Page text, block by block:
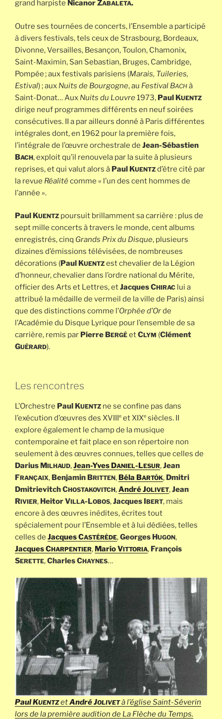
grand harpiste Nicanor ZABALETA.
Outre ses tournées de concerts, l’Ensemble a participé
à divers festivals, tels ceux de Strasbourg, Bordeaux,
Divonne, Versailles, Besançon, Toulon, Chamonix,
Saint-Maximin, San Sebastian, Bruges, Cambridge,
Pompée ; aux festivals parisiens (Marais, Tuileries,
Estival) ; aux Nuits de Bourgogne, au Festival BACH à
Saint-Donat… Aux Nuits du Louvre1973, Paul KUENTZ
dirige neuf programmes différents en neuf soirées
consécutives. II a par ailleurs donné à Paris différentes
intégrales dont, en 1962 pour la première fois,
l’intégrale de l’œuvre orchestrale de Jean-Sébastien
BACH, exploit qu’il renouvela par la suite à plusieurs
reprises, et qui valut alors à Paul KUENTZ d’être cité par
la revue Réalitécomme « l’un des cent hommes de
l’année ».
Paul KUENTZ poursuit brillamment sa carrière : plus de
sept mille concerts à travers le monde, cent albums
enregistrés, cinq Grands Prix du Disque, plusieurs
dizaines d’émissions télévisées, de nombreuses
décorations ( Paul KUENTZ est chevalier de la Légion
d’honneur, chevalier dans l’ordre national du Mérite,
officier des Arts et Lettres, etJacques CHIRAC lui a
attribué la médaille de vermeil de la ville de Paris) ainsi
que des distinctions comme l’Orphée d’Orde
l’Académie du Disque Lyrique pour l’ensemble de sa
carrière, remis par Pierre BERGÉ etCLYM (Clément
GUÉRARD).
Les rencontres
L’Orchestre Paul KUENTZ ne se confine pas dans
l’exécution d’œuvres des XVIIIe et XIXe siècles. II
explore également le champ de la musique
contemporaine et fait place en son répertoire non
seulement à des œuvres connues, telles que celles de
Darius MILHAUD,Jean-Yves DANIEL-LESUR,Jean
FRANÇAIX, Benjamin BRITTEN, Béla BARTÓK, Dmitri
Dmitrievitch CHOSTAKOVITCH,André JOLIVET,Jean
RIVIER, Heitor VILLA-LOBOS,Jacques IBERT, mais
encore à des œuvres inédites, écrites tout
spécialement pour l’Ensemble et à lui dédiées, telles
celles de Jacques CASTÉRÈDE,Georges HUGON,
Jacques CHARPENTIER, Mario VITTORIA, François
SERETTE,Charles CHAYNES…
Paul KUENTZetAndré JOLIVETà l’église Saint-Séverin
lors de la première audition de La Flèche du Temps.